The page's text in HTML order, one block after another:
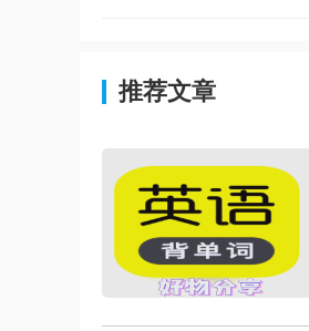
你实时掌握比赛
各大赛事、俱乐
精彩赛事集锦
事做成集锦，
经典赛事
讯，还可以在这
件简介黑料不
于娱乐用户需求
信息分享类产
app为用户推荐
化的娱乐信息，
提供娱乐信息内
娱乐领域成长
推荐文章